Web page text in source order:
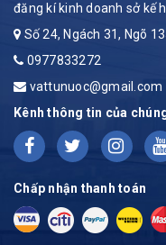
đăng kí kinh doanh sở kế
Số 24, Ngách 31, Ngõ
0977833272
vattunuoc@gmail.com
Kênh thông tin của
Chấp nhận thanh toán